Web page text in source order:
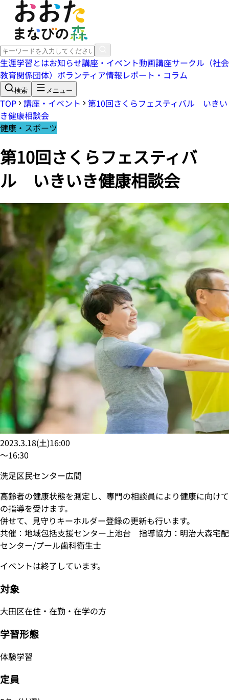
生涯学習とはお知らせ講座・イベント動画講座サークル（社会
教育関係団体） ボランティア情報レポート・コラム
検索 メニュー
TOP 講座・イベント
第10回さくらフェスティバル いきい
き健康相談会
健康・スポーツ
第10回さくらフェスティバ
ル いきいき健康相談会
2023.3.18(土)16:00
〜16:30
洗足区民センター広間
高齢者の健康状態を測定し、専門の相談員により健康に向けて
の指導を受けます。
併せて、見守りキーホルダー登録の更新も行います。
共催：地域包括支援センター上池台 指導協力：明治大森宅配
センター/プール歯科衛生士
イベントは終了しています。
対象
大田区在住・在勤・在学の方
学習形態
体験学習
定員